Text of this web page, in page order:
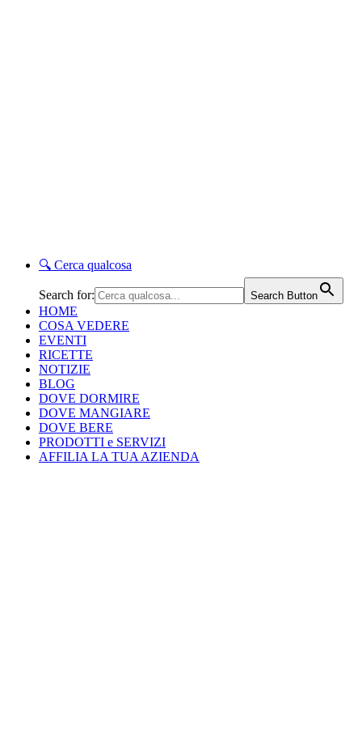
🔍 Cerca qualcosa
Search for: Search Button
HOME
COSA VEDERE
EVENTI
RICETTE
NOTIZIE
BLOG
DOVE DORMIRE
DOVE MANGIARE
DOVE BERE
PRODOTTI e SERVIZI
AFFILIA LA TUA AZIENDA